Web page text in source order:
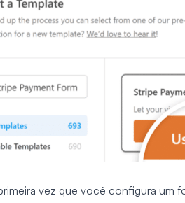
vez que você configura um